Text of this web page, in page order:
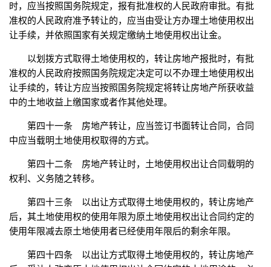
时，应当按照国务院规定，报有批准权的人民政府审批。有批
准权的人民政府准予转让的，应当由受让方办理土地使用权出
让手续，并依照国家有关规定缴纳土地使用权出让金。
以划拨方式取得土地使用权的，转让房地产报批时，有批
准权的人民政府按照国务院规定决定可以不办理土地使用权出
让手续的，转让方应当按照国务院规定将转让房地产所获收益
中的土地收益上缴国家或者作其他处理。
第四十一条 房地产转让，应当签订书面转让合同，合同
中应当载明土地使用权取得的方式。
第四十二条 房地产转让时，土地使用权出让合同载明的
权利、义务随之转移。
第四十三条 以出让方式取得土地使用权的，转让房地产
后，其土地使用权的使用年限为原土地使用权出让合同约定的
使用年限减去原土地使用者已经使用年限后的剩余年限。
第四十四条 以出让方式取得土地使用权的，转让房地产